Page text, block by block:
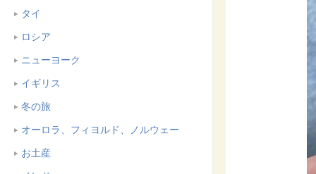
タイ
ロシア
ニューヨーク
イギリス
冬の旅
オーロラ、フィヨルド、ノルウェー
お土産